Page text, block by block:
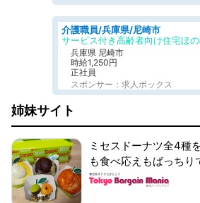
介護職員/兵庫県/尼崎市
兵庫県 尼崎市
時給1,250円
正社員
スポンサー：求人ボックス
姉妹サイト
ミセスドーナツ全4種
も食べ応えもばっちり